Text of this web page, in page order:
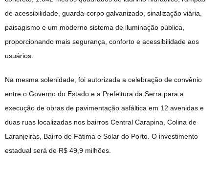
de acessibilidade, guarda-corpo galvanizado, sinalização viária,
paisagismo e um moderno sistema de iluminação pública,
proporcionando mais segurança, conforto e acessibilidade aos
usuários.
Na mesma solenidade, foi autorizada a celebração de convênio
entre o Governo do Estado e a Prefeitura da Serra para a
execução de obras de pavimentação asfáltica em 12 avenidas e
duas ruas localizadas nos bairros Central Carapina, Colina de
Laranjeiras, Bairro de Fátima e Solar do Porto. O investimento
estadual será de R$ 49,9 milhões.